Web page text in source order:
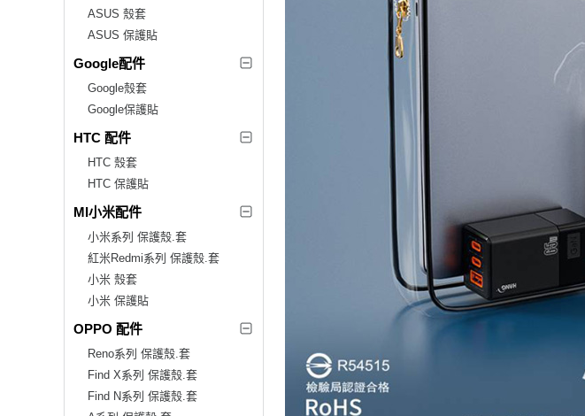
ASUS 殼套
ASUS 保護貼
Google配件
Google殼套
Google保護貼
HTC 配件
HTC 殼套
HTC 保護貼
MI小米配件
小米系列 保護殼.套
紅米Redmi系列 保護殼.套
小米 殼套
小米 保護貼
OPPO 配件
Reno系列 保護殼.套
Find X系列 保護殼.套
Find N系列 保護殼.套